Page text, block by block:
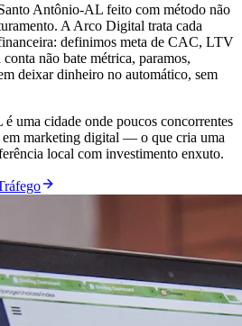
Antônio-AL feito com método não
A Arco Digital trata cada
definimos meta de CAC, LTV
não bate métrica, paramos,
deixar dinheiro no automático, sem
uma cidade onde poucos concorrentes
em marketing digital — o que cria uma
local com investimento enxuto.